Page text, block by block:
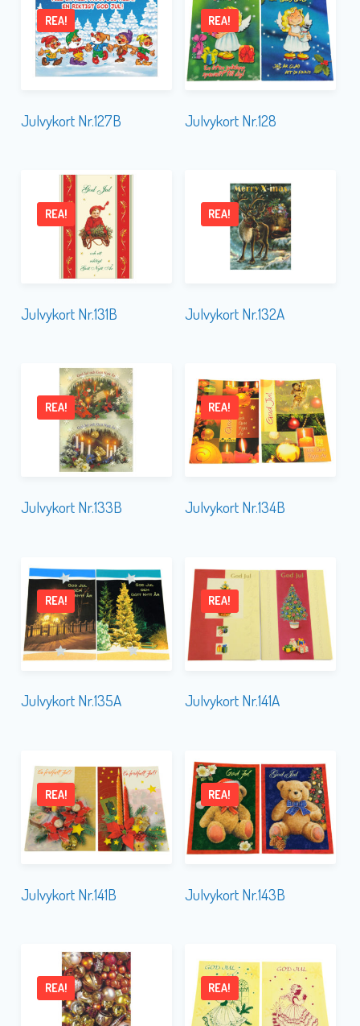
Julvykort Nr.127B
REA!
Julvykort Nr.128
REA!
Julvykort Nr.131B
REA!
Julvykort Nr.132A
REA!
Julvykort Nr.133B
REA!
Julvykort Nr.134B
REA!
Julvykort Nr.135A
REA!
Julvykort Nr.141A
REA!
Julvykort Nr.141B
REA!
Julvykort Nr.143B
REA!
REA! REA!